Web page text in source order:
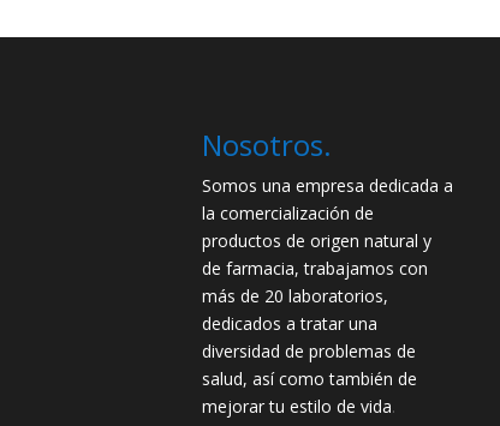
Nosotros.
Somos una empresa dedicada a
la comercialización de
productos de origen natural y
de farmacia, trabajamos con
más de 20 laboratorios,
dedicados a tratar una
diversidad de problemas de
salud, así como también de
mejorar tu estilo de vida.